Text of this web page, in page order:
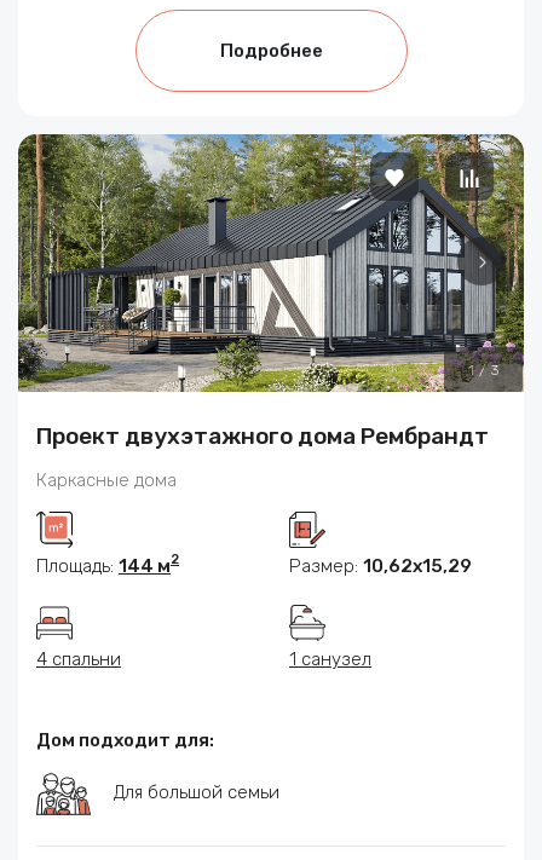
Подробнее
1 / 3
Проект двухэтажного дома Рембрандт
Каркасные дома
Площадь: 144 м2 Размер: 10,62х15,29
4 спальни 1 санузел
Дом подходит для:
Для большой семьи